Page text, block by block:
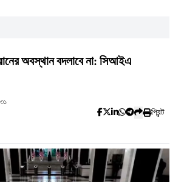
অবস্থান বদলাবে না: সিআইএ
প্রিন্ট